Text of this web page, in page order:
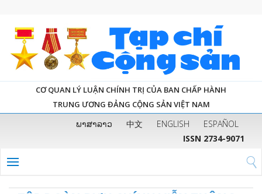
CƠ QUAN LÝ LUẬN CHÍNH TRỊ CỦA BAN CHẤP HÀNH
TRUNG ƯƠNG ĐẢNG CỘNG SẢN VIỆT NAM
ພາສາລາວ 中文 ENGLISH
ESPAÑOL
ISSN 2734-9071